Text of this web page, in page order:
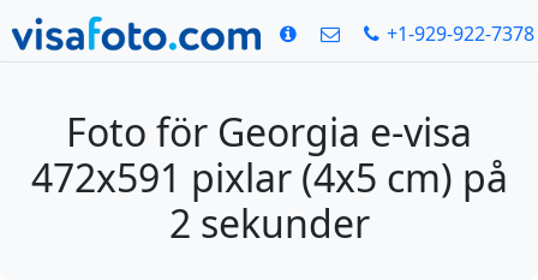
+1-929-922-7378
Foto för Georgia e-visa
472x591 pixlar (4x5 cm) på
2 sekunder